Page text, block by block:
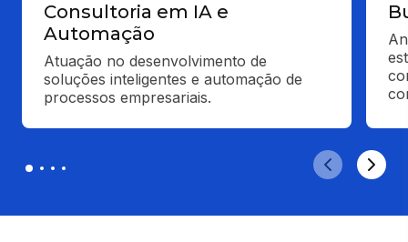
Consultoria em IA e
Automação
Atuação no desenvolvimento de
soluções inteligentes e automação de
processos empresariais.